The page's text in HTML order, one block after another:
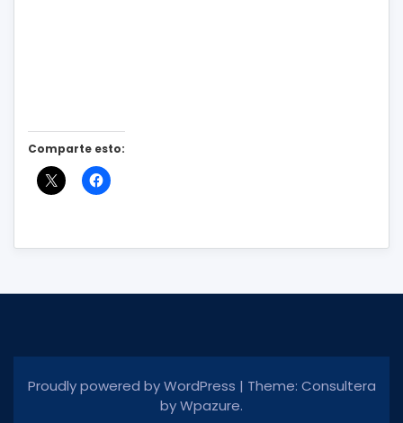
Comparte esto:
Proudly powered by WordPress | Theme: Consultera
byWpazure.